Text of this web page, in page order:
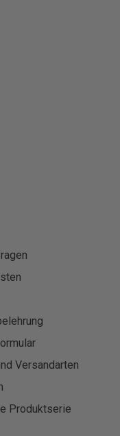
Versandarten
Produktserie